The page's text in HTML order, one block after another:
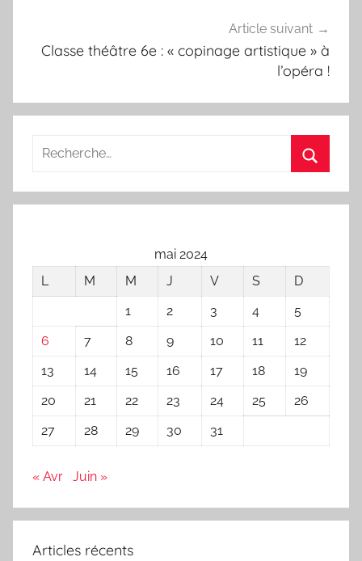
Article suivant
Classe théâtre 6e : « copinage artistique » à
l’opéra !
Recherche
:
mai 2024
L
M M J V S
D
1
2 3 4
5
6
7 8 9 10 11
12
13
14 15 16 17 18
19
20
21 22 23 24 25
26
27
28 29 30 31
« Avr Juin »
Articles récents